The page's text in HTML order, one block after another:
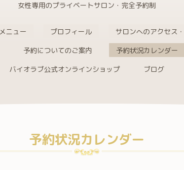
女性専用のプライベートサロン・完全予約制
メニュー プロフィール サロンへのアクセス
予約についてのご案内 予約状況カレンダー
バイオラブ公式オンラインショップ
ブログ
予約状況カレンダー